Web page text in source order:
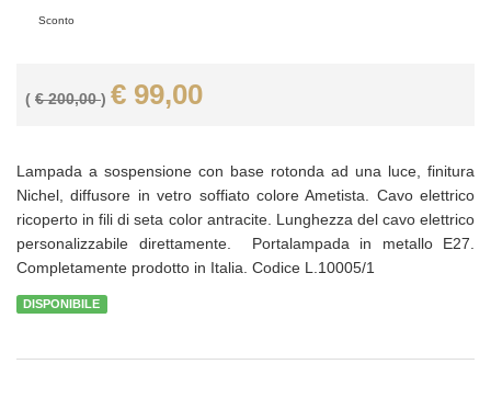
Sconto
( € 200,00) € 99,00
Lampada a sospensione con base rotonda ad una luce, finitura
Nichel, diffusore in vetro soffiato colore Ametista. Cavo elettrico
ricoperto in fili di seta color antracite. Lunghezza del cavo elettrico
personalizzabile direttamente. Portalampada in metallo E27.
Completamente prodotto in Italia. Codice L.10005/1
DISPONIBILE